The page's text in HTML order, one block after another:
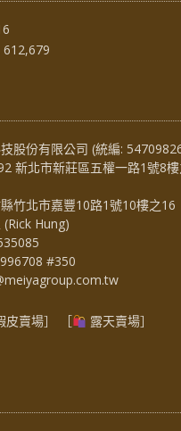
612,679
股份有限公司 (統編:
新北市新莊區五權一路1號8
竹北市嘉豐10路1號10樓之16
Hung)
#350
皮賣場］ ［ 露天賣場］